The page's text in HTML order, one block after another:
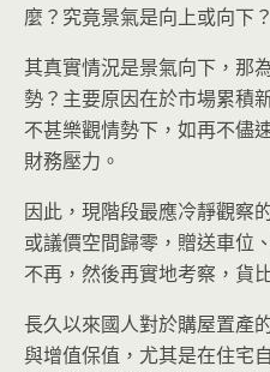
麼？究竟景氣是向上或向下？
其真實情況是景氣向下，那
勢？主要原因在於市場累積
不甚樂觀情勢下，如再不儘
財務壓力。
因此，現階段最應冷靜觀察
或議價空間歸零，贈送車位
不再，然後再實地考察，貨
長久以來國人對於購屋置產
與增值保值，尤其是在住宅